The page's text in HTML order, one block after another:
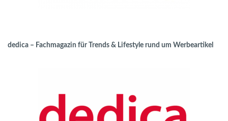
dedica – Fachmagazin für Trends & Lifestyle rund um Werbeartikel